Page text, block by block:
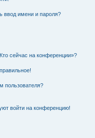
ввод имени и пароля?
сейчас на конференции»?
пользователя?
войти на конференцию!